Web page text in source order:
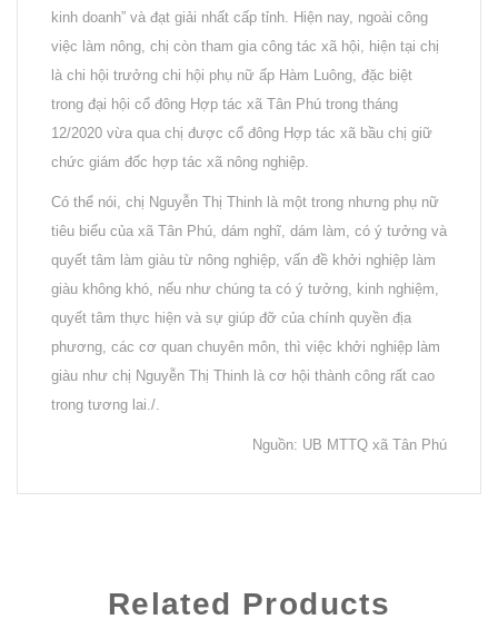
kinh doanh” và đạt giải nhất cấp tỉnh. Hiện nay, ngoài công
việc làm nông, chị còn tham gia công tác xã hội, hiện tại chị
là chi hội trưởng chi hội phụ nữ ấp Hàm Luông, đặc biệt
trong đại hội cổ đông Hợp tác xã Tân Phú trong tháng
12/2020 vừa qua chị được cổ đông Hợp tác xã bầu chị giữ
chức giám đốc hợp tác xã nông nghiệp.
Có thể nói, chị Nguyễn Thị Thinh là một trong nhưng phụ nữ
tiêu biểu của xã Tân Phú, dám nghĩ, dám làm, có ý tưởng và
quyết tâm làm giàu từ nông nghiệp, vấn đề khởi nghiệp làm
giàu không khó, nếu như chúng ta có ý tưởng, kinh nghiệm,
quyết tâm thực hiện và sự giúp đỡ của chính quyền địa
phương, các cơ quan chuyên môn, thì việc khởi nghiệp làm
giàu như chị Nguyễn Thị Thinh là cơ hội thành công rất cao
trong tương lai./.
Nguồn: UB MTTQ xã Tân Phú
Related Products